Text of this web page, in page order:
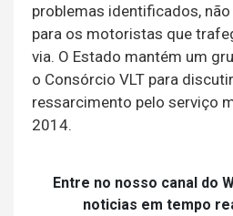
problemas identificados,
para os motoristas que
via. O Estado mantém um
o Consórcio VLT para
ressarcimento pelo serviço
2014.
Entre no nosso canal do
noticias em tempo